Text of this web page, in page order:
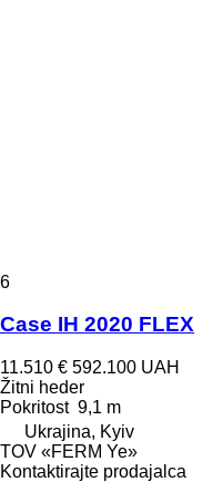
6
Case IH 2020 FLEX
11.510 € 592.100 UAH
Žitni heder
Pokritost 9,1 m
Ukrajina, Kyiv
TOV «FERM Ye»
Kontaktirajte prodajalca